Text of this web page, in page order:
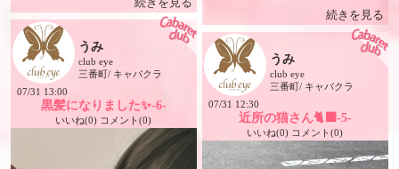
続きを見る
うみ
club eye
三番町/ キャバクラ
07/31 13:00
黒髪になりました✨-6-
いいね(0) コメント(0)
うみ
club eye
三番町/ キャバクラ
07/31 12:30
近所の猫さん🐈‍⬛-5-
いいね(0) コメント(0)